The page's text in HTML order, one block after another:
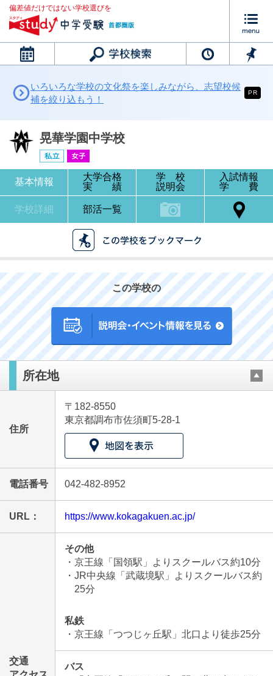
偏差値だけではない学校選びを
カレンダー
最近見た学校
晃華学園中学校
ブックマークした学校
ブックマークした学校はありません
いろいろな学校の文化祭を楽しみながら、志望校候
補を絞り込もう！
PR
晃華学園中学校
基本情報
大学合格
実 績
学 校
説明会
入試情報
学 費
学校詳細 部活一覧
この学校の
所在地
住所
〒182-8550
東京都調布市佐須町5-28-1
電話番号 042-482-8952
URL： https://www.kokagakuen.ac.jp/
交通
その他
・京王線「国領駅」よりスクールバス約10分
・JR中央線「武蔵境駅」よりスクールバス約
25分
私鉄
・京王線「つつじヶ丘駅」北口より徒歩25分
バス